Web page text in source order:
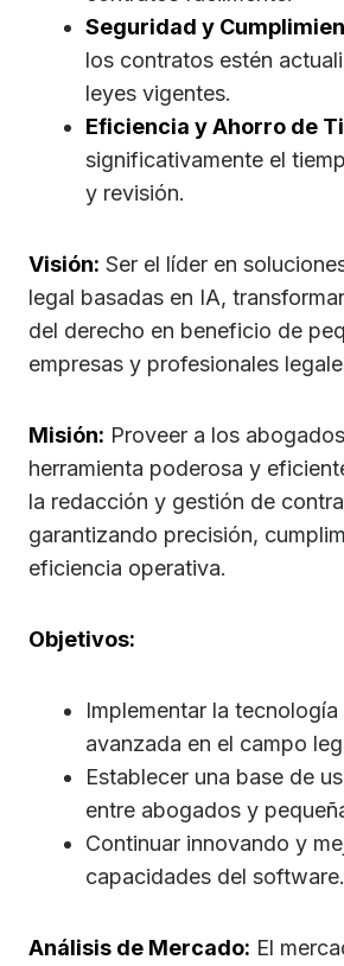
Seguridad y
los contratos estén
leyes vigentes.
Eficiencia y Ahorro de
significativamente el
y revisión.
Visión: Ser el líder en
legal basadas en IA,
del derecho en beneficio de
empresas y profesionales
Misión: Proveer a los
herramienta poderosa y
la redacción y gestión de
garantizando precisión,
eficiencia operativa.
Objetivos:
Implementar la
avanzada en el campo
Establecer una base de
entre abogados y
Continuar innovando y
capacidades del software.
Análisis de Mercado: El